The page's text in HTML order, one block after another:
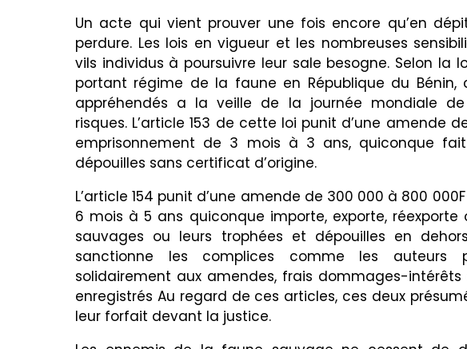
Un acte qui vient prouver une fois encore qu’en
perdure. Les lois en vigueur et les nombreuses
vils individus à poursuivre leur sale besogne. Selon la
portant régime de la faune en République du Bénin,
appréhendés a la veille de la journée mondiale de
risques. L’article 153 de cette loi punit d’une amende
emprisonnement de 3 mois à 3 ans, quiconque
dépouilles sans certificat d’origine.
L’article 154 punit d’une amende de 300 000 à 800
6 mois à 5 ans quiconque importe, exporte,
sauvages ou leurs trophées et dépouilles en
sanctionne les complices comme les auteurs
solidairement aux amendes, frais dommages-intérêts
enregistrés Au regard de ces articles, ces deux
leur forfait devant la justice.